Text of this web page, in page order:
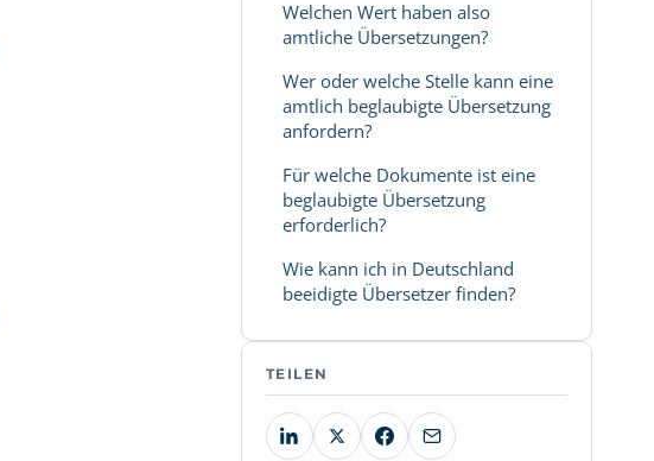
Welchen Wert haben also
amtliche Übersetzungen?
Wer oder welche Stelle kann eine
amtlich beglaubigte Übersetzung
anfordern?
Für welche Dokumente ist eine
beglaubigte Übersetzung
erforderlich?
Wie kann ich in Deutschland
beeidigte Übersetzer finden?
TEILEN